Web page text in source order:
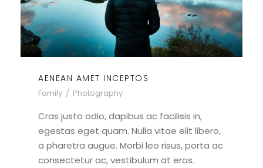
AENEAN AMET INCEPTOS
Family / Photography
Cras justo odio, dapibus ac facilisis in,
egestas eget quam. Nulla vitae elit libero,
a pharetra augue. Morbi leo risus, porta ac
consectetur ac, vestibulum at eros.